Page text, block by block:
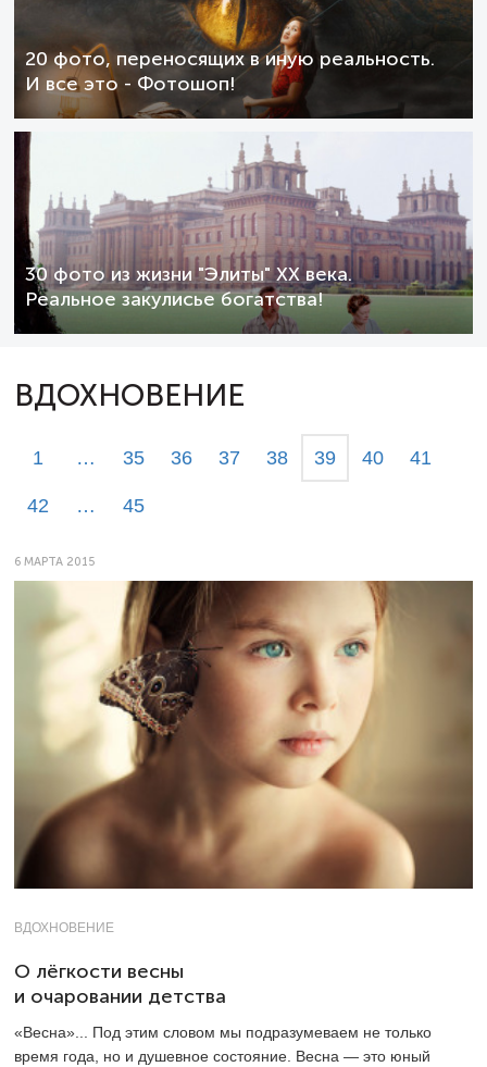
20 фото, переносящих в иную реальность.
И все это - Фотошоп!
30 фото из жизни "Элиты" XX века.
Реальное закулисье богатства!
ВДОХНОВЕНИЕ
1 … 35 36 37 38 39 40 41
42 … 45
6 МАРТА 2015
ВДОХНОВЕНИЕ
О лёгкости весны
и очаровании детства
«Весна»... Под этим словом мы подразумеваем не только
время года, но и душевное состояние. Весна — это юный